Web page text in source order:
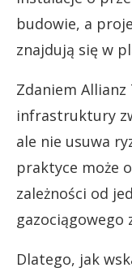
budowie, a
znajdują się w
Zdaniem
infrastruktury
ale nie usuwa
praktyce może
zależności od
gazociągowego
Dlatego, jak